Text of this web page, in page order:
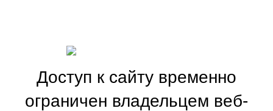
Доступ к сайту временно
ограничен владельцем веб-